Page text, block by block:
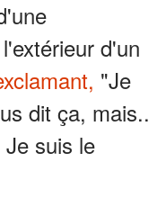
d'un
"Je
dit ça, mais..
suis le